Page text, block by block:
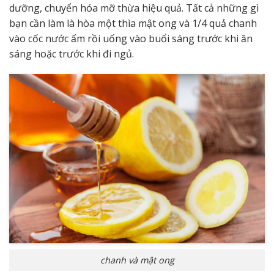
dưỡng, chuyển hóa mỡ thừa hiệu quả. Tất cả những gì
bạn cần làm là hòa một thìa mật ong và 1/4 quả chanh
vào cốc nước ấm rồi uống vào buổi sáng trước khi ăn
sáng hoặc trước khi đi ngủ.
chanh và mật ong